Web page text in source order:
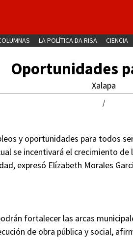
LA POLÍTICA DA RISA CIENCIA
Oportunidades
Xalapa
/
y oportunidades para todos
se incentivará el crecimiento
expresó Elízabeth Morales
fortalecer las arcas
de obra pública y social,